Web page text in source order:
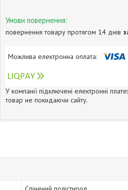
повернення товару протягом 14 днів
У компанії підключені електронні
товар не покидаючи сайту.